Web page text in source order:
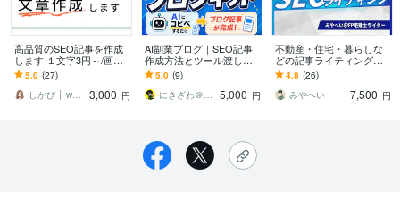
高品質のSEO記事を作成
します １文字3円～/画像
とワードプレス直接入稿
も可能です！
5.0 (27)
しかぴ │ webライター×デザイナー
3,000 円
AI副業ブログ｜SEO記事
作成方法とツール渡しま
す 【コピペも簡単】初心
者や主婦がライター経験
ナシで検索上位表示
5.0 (9)
にきざわ＠収益化できるブログサイト制作
5,000 円
不動産・住宅・暮らしな
どの記事ライティングし
ます SEO対策◎まとめて
依頼もOK！高品質記事納
品します
4.8 (26)
みやへい
7,500 円